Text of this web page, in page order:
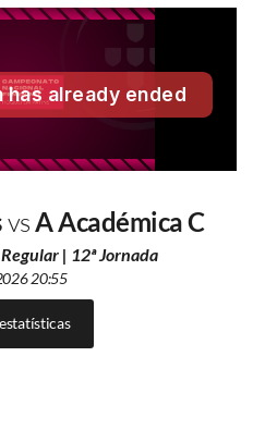
vsA Académica C
| 12ª Jornada
20:55